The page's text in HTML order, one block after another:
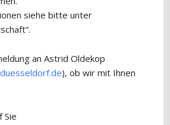
siehe bitte unter
an Astrid Oldekop
), ob wir mit Ihnen
Sie